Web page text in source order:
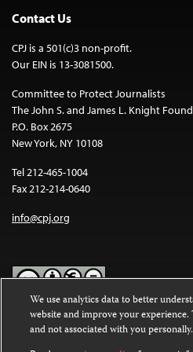
Contact Us
CPJ is a 501(c)3 non-profit.
Our EIN is 13-3081500.
Committee to Protect Journalists
The John S. and James L. Knight
P.O. Box 2675
New York, NY 10108
Tel 212-465-1004
Fax 212-214-0640
info@cpj.org
Except where noted, text on this
Commons Attribution-
We use analytics data to better
website and improve your
and not associated with you personally.